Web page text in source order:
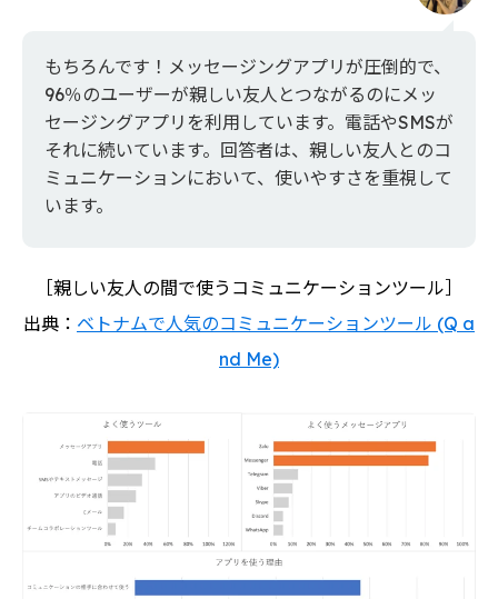
もちろんです！メッセージングアプリが圧倒的で、
96％のユーザーが親しい友人とつながるのにメッ
セージングアプリを利用しています。電話やSMSが
それに続いています。回答者は、親しい友人とのコ
ミュニケーションにおいて、使いやすさを重視して
います。
［親しい友人の間で使うコミュニケーションツール］
出典： ベトナムで人気のコミュニケーションツール (Q a
nd Me)